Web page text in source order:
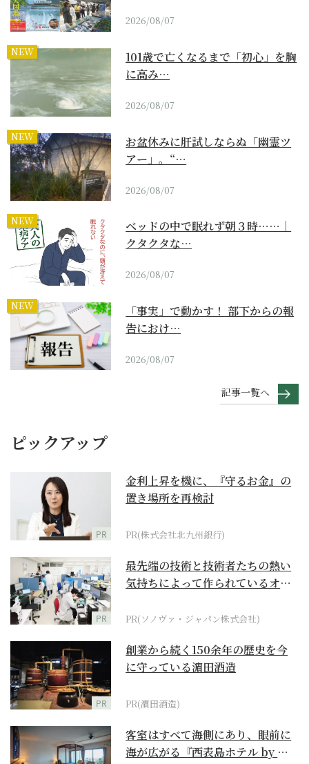
2026/08/07
NEW
101歳で亡くなるまで「初心」を胸
に高み…
2026/08/07
NEW
お盆休みに肝試しならぬ「幽霊ツ
アー」。“…
2026/08/07
NEW
ベッドの中で眠れず朝３時……｜
クタクタな…
2026/08/07
NEW
「事実」で動かす！ 部下からの報
告におけ…
2026/08/07
記事一覧へ
ピックアップ
PR
金利上昇を機に、『守るお金』の
置き場所を再検討
PR(株式会社北九州銀行)
PR
最先端の技術と技術者たちの熱い
気持ちによって作られているオー
PR(ソノヴァ・ジャパン株式会社)
PR
創業から続く150余年の歴史を今
に守っている濵田酒造
PR(濵田酒造)
客室はすべて海側にあり、眼前に
海が広がる『西表島ホテル by 星